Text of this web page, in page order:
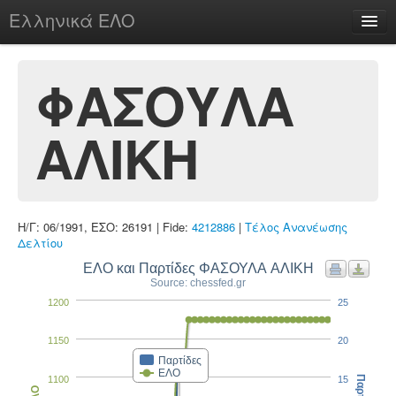
Ελληνικά ΕΛΟ
chesstu.be @ discord
Login
ΦΑΣΟΥΛΑ
ΑΛΙΚΗ
Η/Γ: 06/1991, ΕΣΟ: 26191 | Fide: 4212886 | Τέλος Ανανέωσης
Δελτίου
ΕΛΟ και Παρτίδες ΦΑΣΟΥΛΑ ΑΛΙΚΗ
Source: chessfed.gr
Παρτίδες
ΕΛΟ
1100
1150
1200
15
20
25